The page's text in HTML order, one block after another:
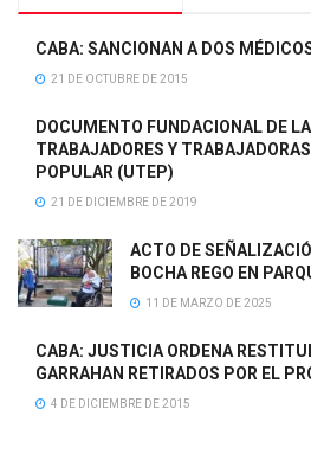
CABA: SANCIONAN A DOS
21 DE OCTUBRE DE 2015
DOCUMENTO FUNDACIONAL DE
TRABAJADORES Y
POPULAR (UTEP)
21 DE DICIEMBRE DE 2019
ACTO DE
BOCHA REGO EN
11 DE MARZO DE 2025
CABA: JUSTICIA ORDENA
GARRAHAN RETIRADOS POR EL
4 DE DICIEMBRE DE 2015